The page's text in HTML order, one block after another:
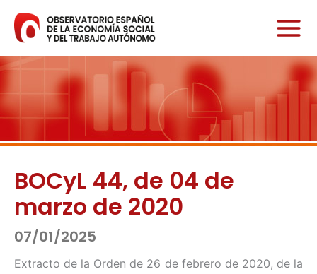
contenido
BOCyL 44, de 04 de
marzo de 2020
07/01/2025
Extracto de la Orden de 26 de febrero de 2020, de la